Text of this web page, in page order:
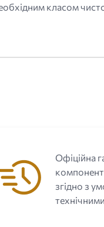
класом
Офіційна
згідно з